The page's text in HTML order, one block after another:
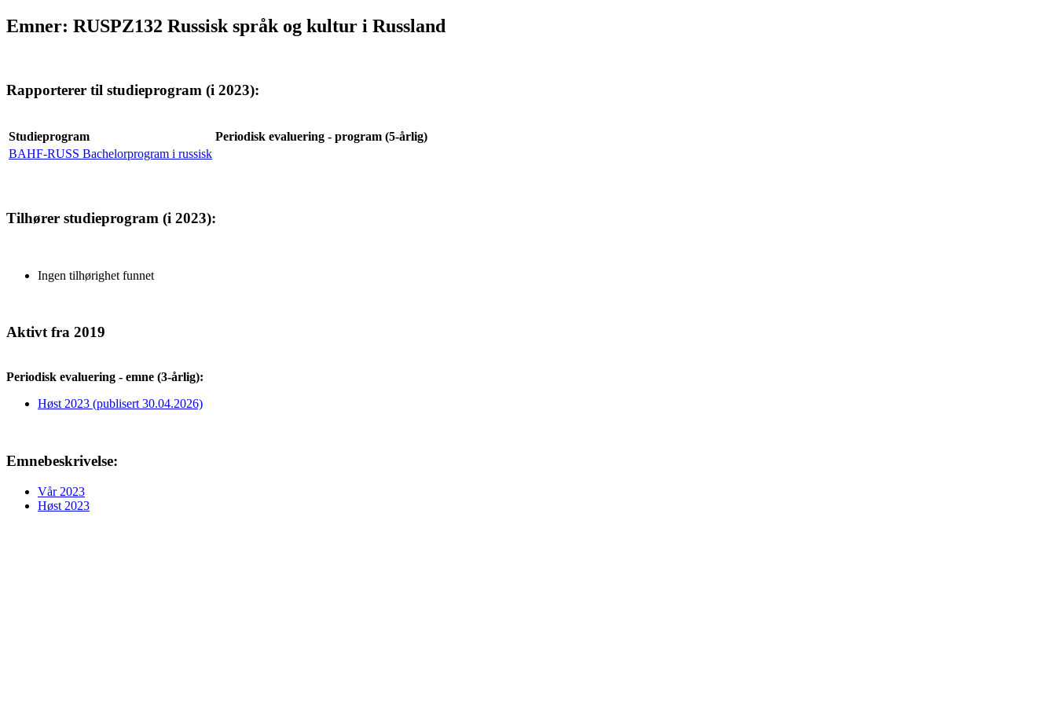
Emner: RUSPZ132 Russisk språk og kultur i Russland
Rapporterer til studieprogram (i 2023):
Studieprogram
Periodisk evaluering - program (5-årlig)
BAHF-RUSS Bachelorprogram i russisk
Tilhører studieprogram (i 2023):
Ingen tilhørighet funnet
Aktivt fra 2019
Periodisk evaluering - emne (3-årlig):
Høst 2023 (publisert 30.04.2026)
Emnebeskrivelse:
Vår 2023
Høst 2023